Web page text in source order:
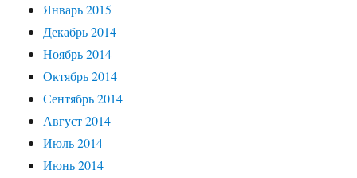
Январь 2015
Декабрь 2014
Ноябрь 2014
Октябрь 2014
Сентябрь 2014
Август 2014
Июль 2014
Июнь 2014